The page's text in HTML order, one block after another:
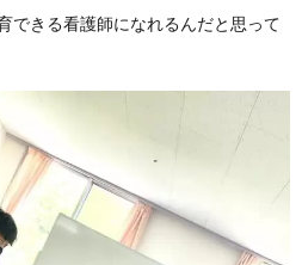
できる看護師になれるんだと思って